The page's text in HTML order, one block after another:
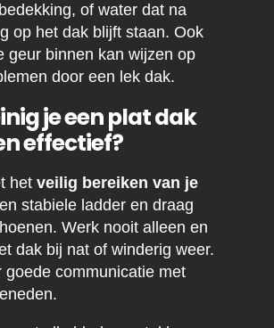
of water dat na
op het dak blijft staan. Ook
geur binnen kan wijzen op
door een lek dak.
je een plat dak
effectief?
het veilig bereiken van je
stabiele ladder en draag
Werk nooit alleen en
dak bij nat of winderig weer.
goede communicatie met